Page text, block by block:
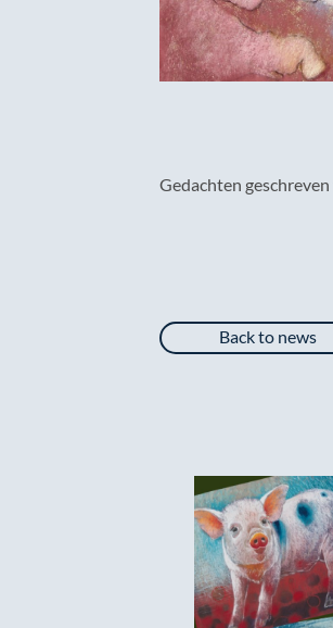
Gedachten
Back to news